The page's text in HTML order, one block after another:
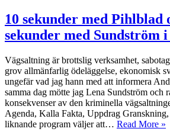
10 sekunder med Pihlblad
sekunder med Sundström
Vägsaltning är brottslig verksamhet,
grov allmänfarlig ödeläggelse, ekonomisk
ungefär vad jag hann med att informera
samma dag mötte jag Lena Sundström och
konsekvenser av den kriminella
Agenda, Kalla Fakta, Uppdrag
liknande program väljer att… Read More »